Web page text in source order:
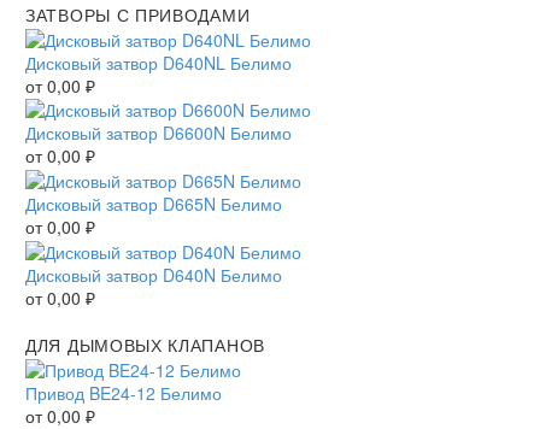
ЗАТВОРЫ С ПРИВОДАМИ
Дисковый затвор D640NL Белимо
от0,00 ₽
Дисковый затвор D6600N Белимо
от0,00 ₽
Дисковый затвор D665N Белимо
от0,00 ₽
Дисковый затвор D640N Белимо
от0,00 ₽
ДЛЯ ДЫМОВЫХ КЛАПАНОВ
Привод BE24-12 Белимо
от0,00 ₽